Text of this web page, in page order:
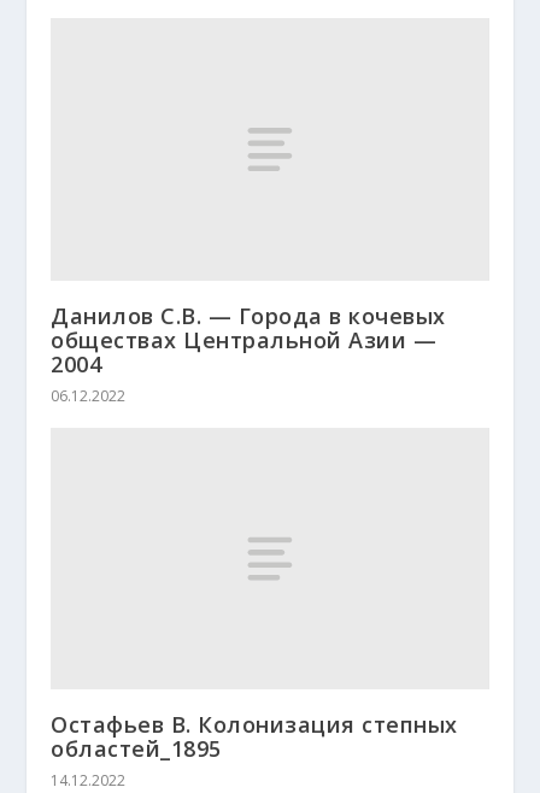
Данилов С.В. — Города в кочевых
обществах Центральной Азии —
2004
06.12.2022
Остафьев В. Колонизация степных
областей_1895
14.12.2022